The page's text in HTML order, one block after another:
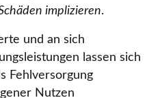
implizieren.
und an sich
lassen sich
Fehlversorgung
Nutzen